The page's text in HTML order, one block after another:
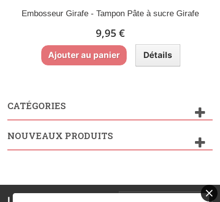
Embosseur Girafe - Tampon Pâte à sucre Girafe
9,95 €
Ajouter au panier Détails
CATÉGORIES
NOUVEAUX PRODUITS